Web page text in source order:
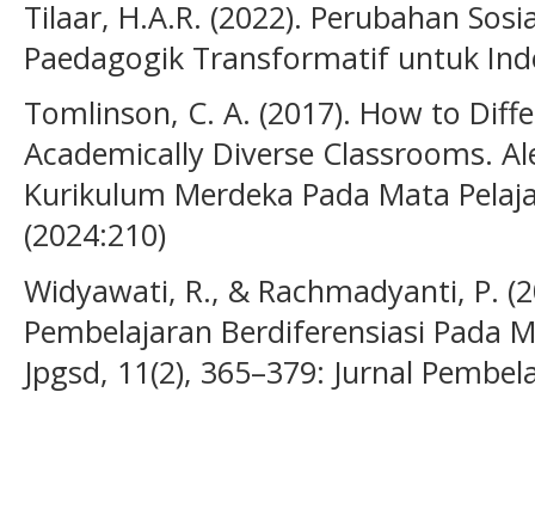
Tilaar, H.A.R. (2022). Perubahan
Paedagogik Transformatif untuk
Tomlinson, C. A. (2017). How to
Academically Diverse Classrooms.
Kurikulum Merdeka Pada Mata
(2024:210)
Widyawati, R., & Rachmadyanti, P.
Pembelajaran Berdiferensiasi Pada
Jpgsd, 11(2), 365–379: Jurnal